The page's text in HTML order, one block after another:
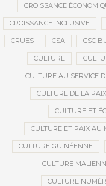
CROISSANCE
CROISSANCE INCLUSIVE
CRUES CSA CSC
CULTURE
CULTURE AU SERVICE
CULTURE DE LA PAIX
CULTURE ET
CULTURE ET PAIX AU
CULTURE GUINÉENNE
CULTURE
CULTURE